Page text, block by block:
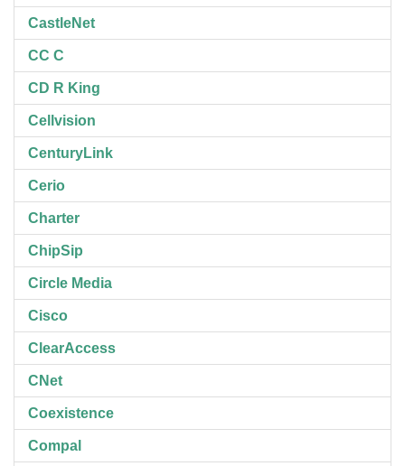
CastleNet
CC C
CD R King
Cellvision
CenturyLink
Cerio
Charter
ChipSip
Circle Media
Cisco
ClearAccess
CNet
Coexistence
Compal